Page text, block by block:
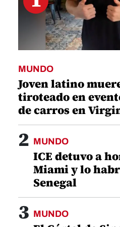
MUNDO
Joven latino
tiroteado en
de carros en
2 MUNDO
ICE detuvo a
Miami y lo
Senegal
3 MUNDO